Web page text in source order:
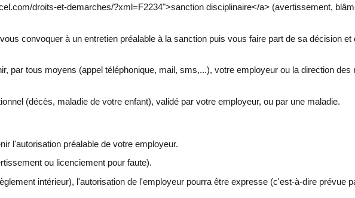
droits-et-demarches/?xml=F2234">sanction disciplinaire</a> (avertissement,
convoquer à un entretien préalable à la sanction puis vous faire part de sa décision
par tous moyens (appel téléphonique, mail, sms,...), votre employeur ou la direction
(décès, maladie de votre enfant), validé par votre employeur, ou par une maladie.
l'autorisation préalable de votre employeur.
ou licenciement pour faute).
intérieur), l'autorisation de l'employeur pourra être expresse (c'est-à-dire prévue